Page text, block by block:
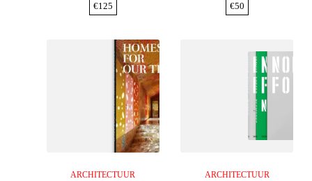
€125 €50
ARCHITECTUUR ARCHITECTUUR